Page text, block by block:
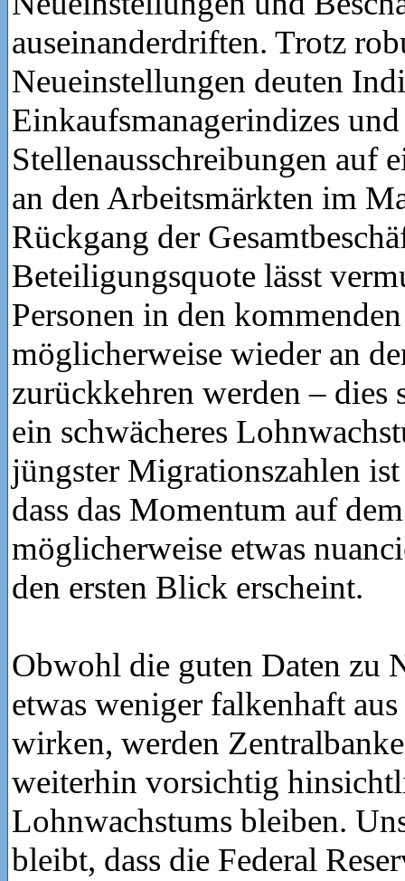
auseinanderdriften. Trotz
Neueinstellungen deuten
Einkaufsmanagerindizes und
Stellenausschreibungen auf
an den Arbeitsmärkten im
Rückgang der
Beteiligungsquote lässt
Personen in den
möglicherweise wieder an
zurückkehren werden – dies
ein schwächeres
jüngster Migrationszahlen
dass das Momentum auf
möglicherweise etwas
den ersten Blick erscheint.
Obwohl die guten Daten zu
etwas weniger falkenhaft
wirken, werden
weiterhin vorsichtig
Lohnwachstums bleiben.
bleibt, dass die Federal